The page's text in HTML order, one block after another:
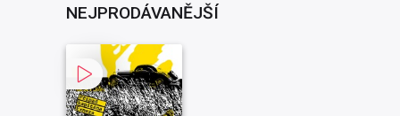
NEJPRODÁVANĚJŠÍ